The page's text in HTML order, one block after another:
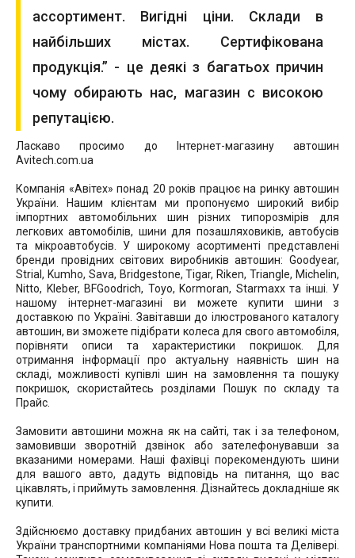
ассортимент. Вигідні ціни. Склади в
найбільших містах. Сертифікована
продукція.” - це деякі з багатьох причин
чому обирають нас, магазин с високою
репутацією.
Ласкаво просимо до Інтернет-магазину автошин
Avitech.com.ua
Компанія «Авітех» понад 20 років працює на ринку автошин
України. Нашим клієнтам ми пропонуємо широкий вибір
імпортних автомобільних шин різних типорозмірів для
легкових автомобілів, шини для позашляховиків, автобусів
та мікроавтобусів. У широкому асортименті представлені
бренди провідних світових виробників автошин: Goodyear,
Strial, Kumho, Sava, Bridgestone, Tigar, Riken, Triangle, Michelin,
Nitto, Kleber, BFGoodrich, Toyo, Kormoran, Starmaxx та інші. У
нашому інтернет-магазині ви можете купити шини з
доставкою по Україні. Завітавши до ілюстрованого каталогу
автошин, ви зможете підібрати колеса для свого автомобіля,
порівняти описи та характеристики покришок. Для
отримання інформації про актуальну наявність шин на
складі, можливості купівлі шин на замовлення та пошуку
покришок, скористайтесь розділами Пошук по складу та
Прайс.
Замовити автошини можна як на сайті, так і за телефоном,
замовивши зворотній дзвінок або зателефонувавши за
вказаними номерами. Наші фахівці порекомендують шини
для вашого авто, дадуть відповідь на питання, що вас
цікавлять, і приймуть замовлення. Дізнайтесь докладніше як
купити.
Здійснюємо доставку придбаних автошин у всі великі міста
України транспортними компаніями Нова пошта та Делівері.